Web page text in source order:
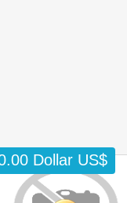
Dollar US$